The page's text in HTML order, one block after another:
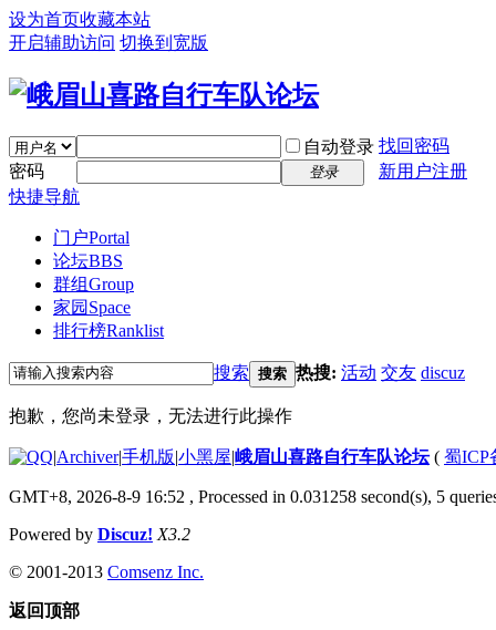
设为首页收藏本站
开启辅助访问 切换到宽版
自动登录 找回密码
密码
登录
新用户注册
快捷导航
门户Portal
论坛BBS
群组Group
家园 Space
排行榜Ranklist
搜索 搜索 热搜: 活动 交友 discuz
抱歉，您尚未登录，无法进行此操作
|Archiver|手机版|小黑屋|峨眉山喜路自行车队论坛( 蜀ICP
GMT+8, 2026-8-9 16:52 , Processed in 0.031258 second(s), 5
Powered by Discuz! X3.2
© 2001-2013 Comsenz Inc.
返回顶部